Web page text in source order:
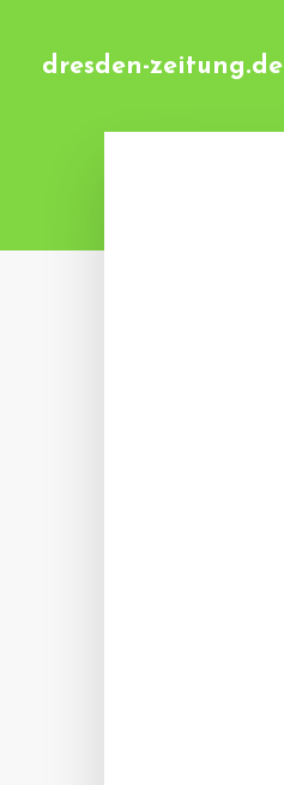
dresden-zeitung.de